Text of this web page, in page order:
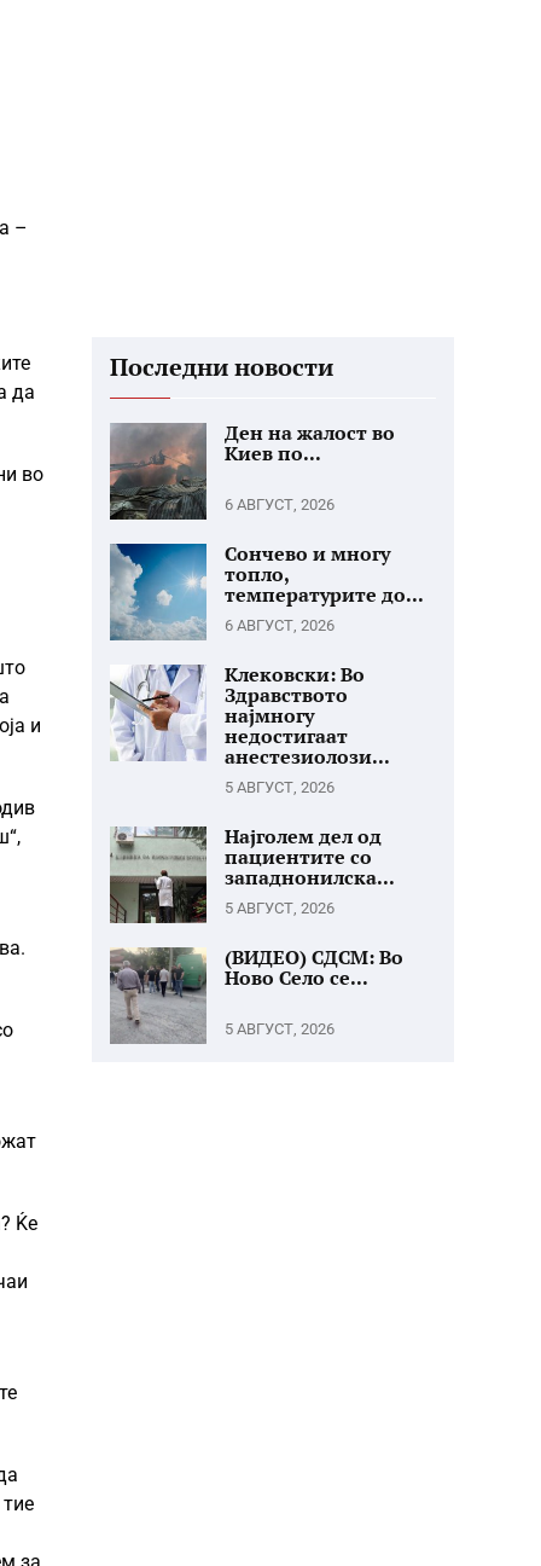
–
да
во
и
Ќе
за
Последни новости
Ден на жалост во
Киев по...
6 АВГУСТ, 2026
Сончево и многу
топло,
температурите до...
6 АВГУСТ, 2026
Клековски: Во
Здравството
најмногу
недостигаат
анестезиолози...
5 АВГУСТ, 2026
Најголем дел од
пациентите со
западнонилска...
5 АВГУСТ, 2026
(ВИДЕО) СДСМ: Во
Ново Село се...
5 АВГУСТ, 2026